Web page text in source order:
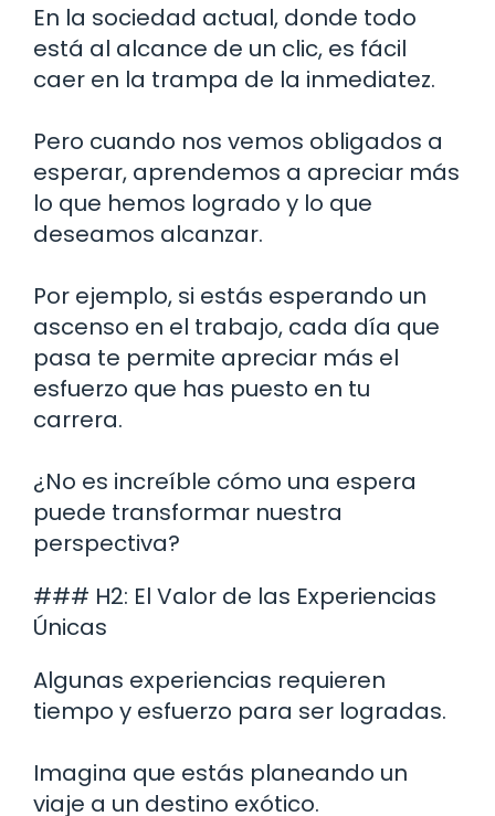
En la sociedad actual, donde todo
está al alcance de un clic, es fácil
caer en la trampa de la inmediatez.
Pero cuando nos vemos obligados a
esperar, aprendemos a apreciar más
lo que hemos logrado y lo que
deseamos alcanzar.
Por ejemplo, si estás esperando un
ascenso en el trabajo, cada día que
pasa te permite apreciar más el
esfuerzo que has puesto en tu
carrera.
¿No es increíble cómo una espera
puede transformar nuestra
perspectiva?
### H2: El Valor de las Experiencias
Únicas
Algunas experiencias requieren
tiempo y esfuerzo para ser logradas.
Imagina que estás planeando un
viaje a un destino exótico.